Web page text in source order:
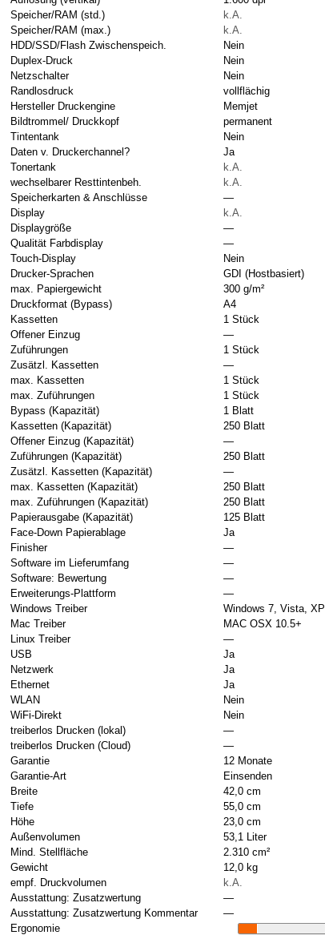
Speicher/RAM (std.)
k.A.
Speicher/RAM (max.)
k.A.
HDD/SSD/Flash Zwischenspeich.
Nein
Duplex-Druck
Nein
Netzschalter
Nein
Randlosdruck
vollflächig
Hersteller Druckengine
Memjet
Bildtrommel/ Druckkopf
permanent
Tintentank
Nein
Daten v. Druckerchannel?
Ja
Tonertank
k.A.
wechselbarer Resttintenbeh.
k.A.
Speicherkarten & Anschlüsse
—
Display
k.A.
Displaygröße
—
Qualität Farbdisplay
—
Touch-Display
Nein
Drucker-Sprachen
GDI (Hostbasiert)
max. Papiergewicht
300 g/m²
Druckformat (Bypass)
A4
Kassetten
1 Stück
Offener Einzug
—
Zuführungen
1 Stück
Zusätzl. Kassetten
—
max. Kassetten
1 Stück
max. Zuführungen
1 Stück
Bypass (Kapazität)
1 Blatt
Kassetten (Kapazität)
250 Blatt
Offener Einzug (Kapazität)
—
Zuführungen (Kapazität)
250 Blatt
Zusätzl. Kassetten (Kapazität)
—
max. Kassetten (Kapazität)
250 Blatt
max. Zuführungen (Kapazität)
250 Blatt
Papierausgabe (Kapazität)
125 Blatt
Face-Down Papierablage
Ja
Finisher
—
Software im Lieferumfang
—
Software: Bewertung
—
Erweiterungs-Plattform
—
Windows Treiber
Windows 7, Vista, XP
Mac Treiber
MAC OSX 10.5+
Linux Treiber
—
USB
Ja
Netzwerk
Ja
Ethernet
Ja
WLAN
Nein
WiFi-Direkt
Nein
treiberlos Drucken (lokal)
—
treiberlos Drucken (Cloud)
—
Garantie
12 Monate
Garantie-Art
Einsenden
Breite
42,0 cm
Tiefe
55,0 cm
Höhe
23,0 cm
Außenvolumen
53,1 Liter
Mind. Stellfläche
2.310 cm²
Gewicht
12,0 kg
empf. Druckvolumen
k.A.
Ausstattung: Zusatzwertung
—
Ausstattung: Zusatzwertung Kommentar
—
Ergonomie